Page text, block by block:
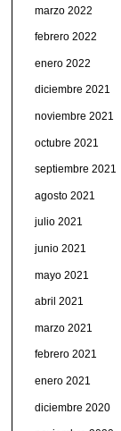
marzo 2022
febrero 2022
enero 2022
diciembre 2021
noviembre 2021
octubre 2021
septiembre 2021
agosto 2021
julio 2021
junio 2021
mayo 2021
abril 2021
marzo 2021
febrero 2021
enero 2021
diciembre 2020